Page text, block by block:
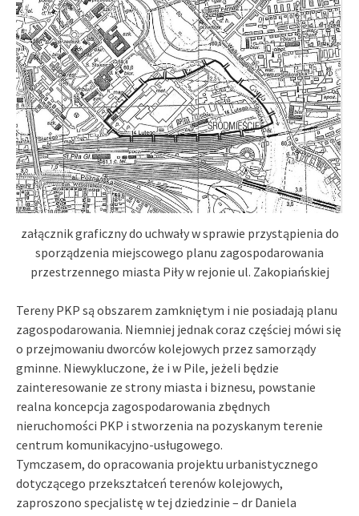
załącznik graficzny do uchwały w sprawie przystąpienia do
sporządzenia miejscowego planu zagospodarowania
przestrzennego miasta Piły w rejonie ul. Zakopiańskiej
Tereny PKP są obszarem zamkniętym i nie posiadają planu
zagospodarowania. Niemniej jednak coraz częściej mówi się
o przejmowaniu dworców kolejowych przez samorządy
gminne. Niewykluczone, że i w Pile, jeżeli będzie
zainteresowanie ze strony miasta i biznesu, powstanie
realna koncepcja zagospodarowania zbędnych
nieruchomości PKP i stworzenia na pozyskanym terenie
centrum komunikacyjno-usługowego.
Tymczasem, do opracowania projektu urbanistycznego
dotyczącego przekształceń terenów kolejowych,
zaproszono specjalistę w tej dziedzinie – dr Daniela